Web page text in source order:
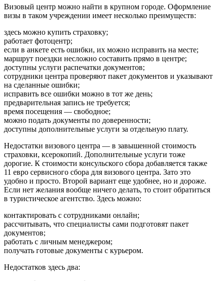
Визовый центр можно найти в крупном городе. Оформление
визы в таком учреждении имеет несколько преимуществ:
здесь можно купить страховку;
работает фотоцентр;
если в анкете есть ошибки, их можно исправить на месте;
маршрут поездки несложно составить прямо в центре;
доступны услуги распечатки документов;
сотрудники центра проверяют пакет документов и указывают
на сделанные ошибки;
исправить все ошибки можно в тот же день;
предварительная запись не требуется;
время посещения — свободное;
можно подать документы по доверенности;
доступны дополнительные услуги за отдельную плату.
Недостатки визового центра — в завышенной стоимость
страховки, ксерокопий. Дополнительные услуги тоже
дорогие. К стоимости консульского сбора добавляется также
11 евро сервисного сбора для визового центра. Зато это
удобно и просто. Второй вариант еще удобнее, но и дороже.
Если нет желания вообще ничего делать, то стоит обратиться
в туристическое агентство. Здесь можно:
контактировать с сотрудниками онлайн;
рассчитывать, что специалисты сами подготовят пакет
документов;
работать с личным менеджером;
получать готовые документы с курьером.
Недостатков здесь два: